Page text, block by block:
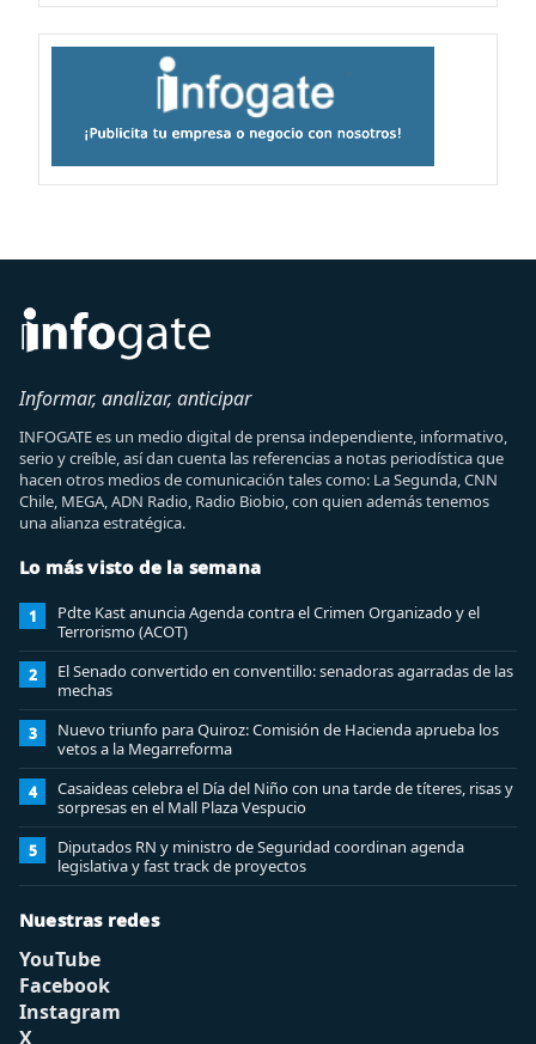
Informar, analizar, anticipar
INFOGATE es un medio digital de prensa independiente, informativo,
serio y creíble, así dan cuenta las referencias a notas periodística que
hacen otros medios de comunicación tales como: La Segunda, CNN
Chile, MEGA, ADN Radio, Radio Biobio, con quien además tenemos
una alianza estratégica.
Lo más visto de la semana
1
Pdte Kast anuncia Agenda contra el Crimen Organizado y el
Terrorismo (ACOT)
2
El Senado convertido en conventillo: senadoras agarradas de las
mechas
3
Nuevo triunfo para Quiroz: Comisión de Hacienda aprueba los
vetos a la Megarreforma
4
Casaideas celebra el Día del Niño con una tarde de títeres, risas y
sorpresas en el Mall Plaza Vespucio
5
Diputados RN y ministro de Seguridad coordinan agenda
legislativa y fast track de proyectos
Nuestras redes
YouTube
Facebook
Instagram
X